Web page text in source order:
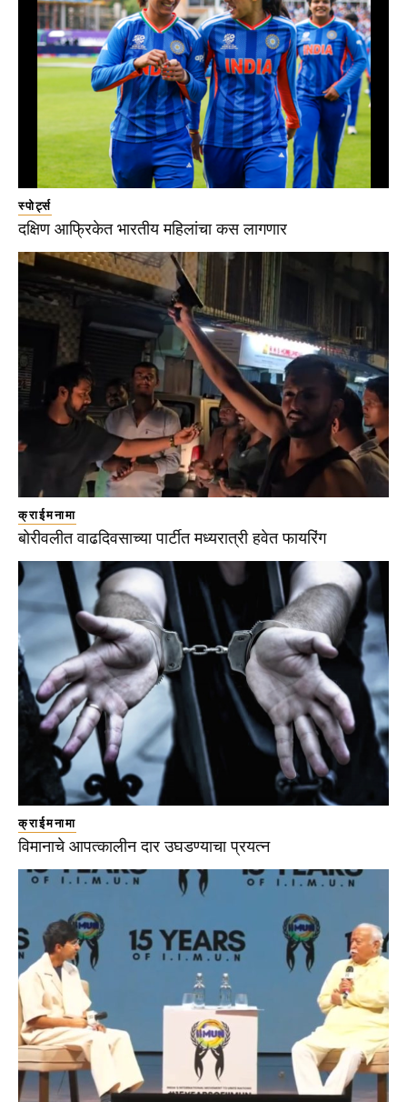
स्पोर्ट्स
दक्षिण आफ्रिकेत भारतीय महिलांचा कस लागणार
क्राईमनामा
बोरीवलीत वाढदिवसाच्या पार्टीत मध्यरात्री हवेत फायरिंग
क्राईमनामा
विमानाचे आपत्कालीन दार उघडण्याचा प्रयत्न